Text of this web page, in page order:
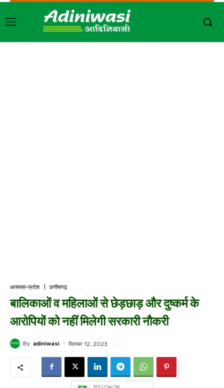
आसपास-प्रदेश छत्तीसगढ़
बालिकाओं व महिलाओं से छेड़छाड़ और दुष्कर्म के
आरोपियों को नहीं मिलेगी सरकारी नौकरी
By adiniwasi सितम्बर 12, 2023